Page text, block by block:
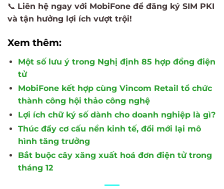
📞 Liên hệ ngay với MobiFone để đăng ký SIM PKI
và tận hưởng lợi ích vượt trội!
Xem thêm:
Một số lưu ý trong Nghị định 85 hợp đồng điện
tử
MobiFone kết hợp cùng Vincom Retail tổ chức
thành công hội thảo công nghệ
Lợi ích chữ ký số dành cho doanh nghiệp là gì?
Thúc đẩy cơ cấu nền kinh tế, đổi mới lại mô
hình tăng trưởng
Bắt buộc cây xăng xuất hoá đơn điện tử trong
tháng 12